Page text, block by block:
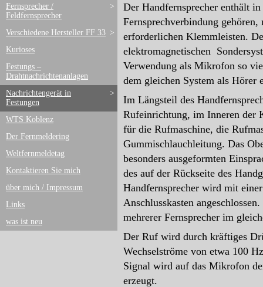
>
Fernsprecher /
Feldfernsprecher
>
Verschiedene Hersteller FF 33
Kurioses
Festungs –
Drahtnachrichtenanlagen
>
Nachrichtengerät in
Festungen
WTS Koblenz
Der Fernmeldering
Weltfernmeldetag
Kontaktieren Sie mich
über mich / Impressum
Links
was ist neu
Der Handfernsprecher enthält
Fernsprechverbindung
erforderlichen Klemmleisten.
elektromagnetischen
Verwendung als Mikrofon so
dem gleichen System als Hörer
Im Längsteil des
Rufeinrichtung, im Inneren der
für die Rufmaschine, die
Gummischlauchleitung. Das
besonders ausgeformten
des auf der Rückseite des
Handfernsprecher wird mit
Anschlusskasten
mehrerer Fernsprecher im
Der Ruf wird durch kräftiges
Wechselströme von etwa 100
Signal wird auf das Mikrofon
erzeugt.